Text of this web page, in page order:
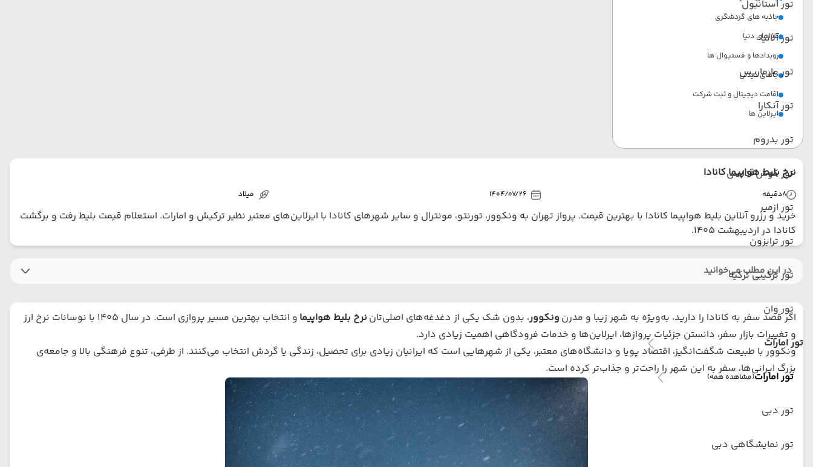
تور استانبول
تور آلانیا
تور مارماریس
تور آنکارا
تور بدروم
تور کوش آداسی
تور ازمیر
تور ترابزون
تور ترکیبی ترکیه
تور وان
تور امارات
تور امارات(مشاهده همه)
تور دبی
تور نمایشگاهی دبی
جاذبه های گردشگری
غذاهای دنیا
رویدادها و فستیوال ها
جاهای دیدنی
اقامت دیجیتال و ثبت شرکت
ایرلاین ها
نرخ بلیط هواپیما کانادا
8دقیقه 1404/07/26 میلاد
خرید و رزرو آنلاین بلیط هواپیما کانادا با بهترین قیمت. پرواز تهران به ونکوور، تورنتو، مونترال و سایر شهرهای کانادا با ایرلاین‌های معتبر نظیر ترکیش و امارات. استعلام قیمت بلیط رفت و برگشت
کانادا در اردیبهشت 1405.
در این مطلب می‌خوانید
اگر قصد سفر به کانادا را دارید، به‌ویژه به شهر زیبا و مدرن ونکوور، بدون شک یکی از دغدغه‌های اصلی‌تان نرخ بلیط هواپیما
و انتخاب بهترین مسیر پروازی است. در سال 1405 با نوسانات نرخ ارز
و تغییرات بازار سفر، دانستن جزئیات پروازها، ایرلاین‌ها و خدمات فرودگاهی اهمیت زیادی دارد.
ونکوور با طبیعت شگفت‌انگیز، اقتصاد پویا و دانشگاه‌های معتبر، یکی از شهرهایی است که ایرانیان زیادی برای تحصیل، زندگی یا گردش انتخاب می‌کنند. از طرفی، تنوع فرهنگی بالا و جامعه‌ی
بزرگ ایرانی‌ها، سفر به این شهر را راحت‌تر و جذاب‌تر کرده است.